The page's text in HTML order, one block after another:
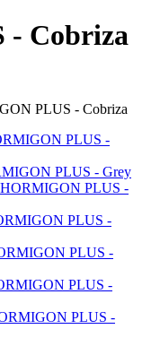
- Cobriza
PLUS - Cobriza
PLUS -
PLUS - Grey
HORMIGON PLUS -
PLUS -
PLUS -
PLUS -
PLUS -